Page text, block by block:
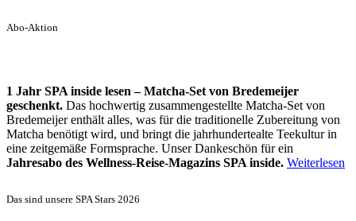
Abo-Aktion
1 Jahr SPA inside lesen – Matcha-Set von Bredemeijer
geschenkt. Das hochwertig zusammengestellte Matcha-Set von
Bredemeijer enthält alles, was für die traditionelle Zubereitung von
Matcha benötigt wird, und bringt die jahrhundertealte Teekultur in
eine zeitgemäße Formsprache. Unser Dankeschön für ein
Jahresabo des Wellness-Reise-Magazins SPA inside. Weiterlesen
Das sind unsere SPA Stars 2026